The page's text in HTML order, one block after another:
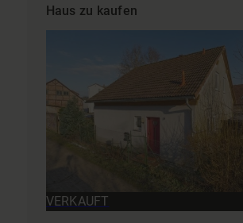
Haus zu kaufen
VERKAUFT